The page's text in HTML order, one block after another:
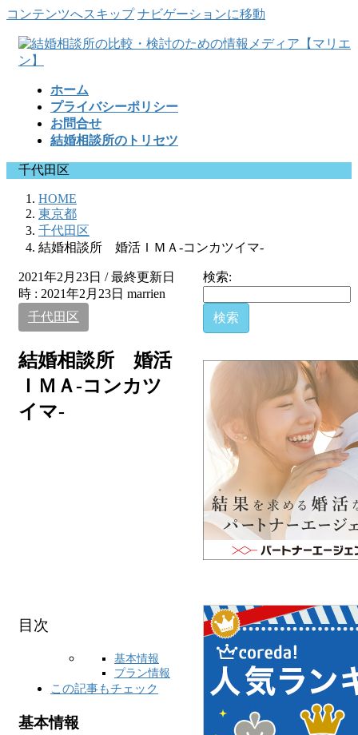
コンテンツへスキップ ナビゲーションに移動
ホーム
プライバシーポリシー
お問合せ
結婚相談所のトリセツ
千代田区
HOME
東京都
千代田区
結婚相談所 婚活ＩＭＡ-コンカツイマ-
2021年2月23日 / 最終更新日
時 : 2021年2月23日 marrien
千代田区
結婚相談所 婚活
ＩＭＡ-コンカツ
イマ-
目次
基本情報
プラン情報
この記事もチェック
基本情報
検索: